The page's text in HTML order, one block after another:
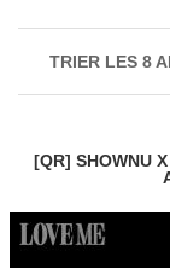
TRIER LES 8
[QR] SHOWNU